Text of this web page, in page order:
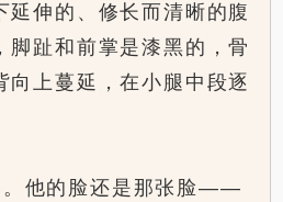
延伸的、修长而清晰的腹
脚趾和前掌是漆黑的，骨
向上蔓延，在小腿中段逐
。他的脸还是那张脸——